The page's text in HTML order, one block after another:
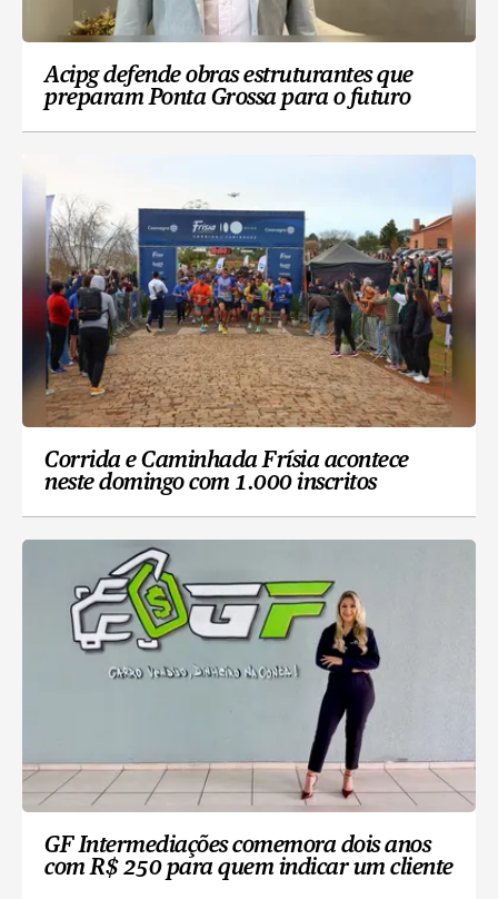
Acipg defende obras estruturantes que
preparam Ponta Grossa para o futuro
Corrida e Caminhada Frísia acontece
neste domingo com 1.000 inscritos
GF Intermediações comemora dois anos
com R$ 250 para quem indicar um cliente